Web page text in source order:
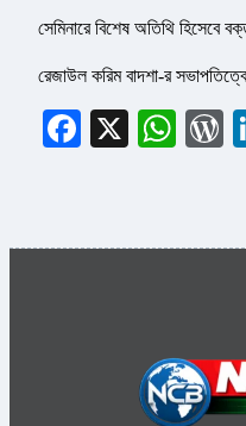
সেমিনারে বিশেষ অতিথি হিসেবে
রেজাউল করিম বাদশা-র
Facebook
X